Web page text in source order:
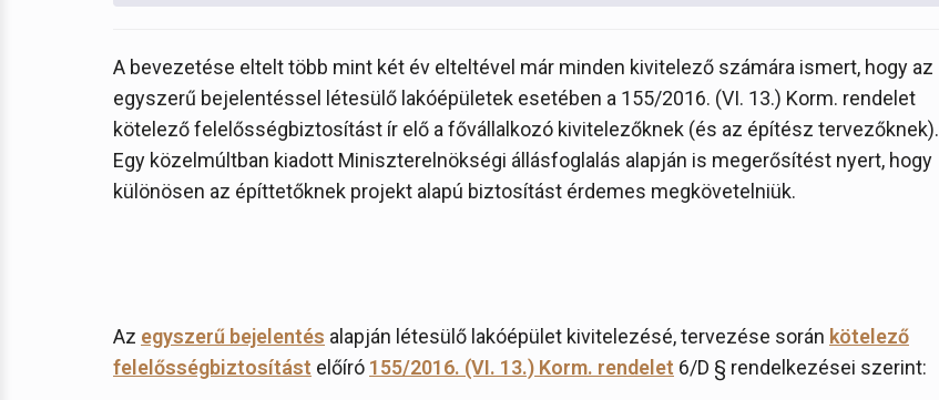
A bevezetése eltelt több mint két év elteltével már minden kivitelező számára ismert, hogy az
egyszerű bejelentéssel létesülő lakóépületek esetében a 155/2016. (VI. 13.) Korm. rendelet
kötelező felelősségbiztosítást ír elő a fővállalkozó kivitelezőknek (és az építész tervezőknek).
Egy közelmúltban kiadott Miniszterelnökségi állásfoglalás alapján is megerősítést nyert, hogy
különösen az építtetőknek projekt alapú biztosítást érdemes megkövetelniük.
Az egyszerű bejelentés alapján létesülő lakóépület kivitelezésé, tervezése során kötelező
felelősségbiztosítást előíró 155/2016. (VI. 13.) Korm. rendelet 6/D § rendelkezései szerint: